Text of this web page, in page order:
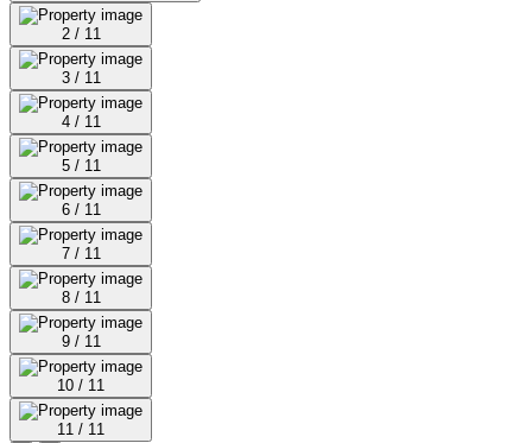
2 / 11
3 / 11
4 / 11
5 / 11
6 / 11
7 / 11
8 / 11
9 / 11
10 / 11
11 / 11